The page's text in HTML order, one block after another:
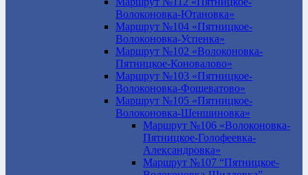
Волоконовка-Ютановка»
Маршрут №104 «Пятницкое-
Волоконовка-Успенка»
Маршрут №102 «Волоконовка-
Пятницкое-Коновалово»
Маршрут №103 «Пятницкое-
Волоконовка-Фощеватово»
Маршрут №105 «Пятницкое-
Волоконовка-Шеншиновка»
Маршрут №106 «Волоконовка-
Пятницкое-Голофеевка-
Александровка»
Маршрут №107 “Пятницкое-